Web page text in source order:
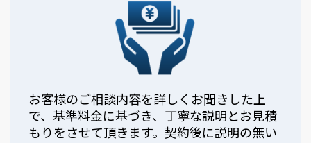
お客様のご相談内容を詳しくお聞きした上
で、基準料金に基づき、丁寧な説明とお見積
もりをさせて頂きます。契約後に説明の無い